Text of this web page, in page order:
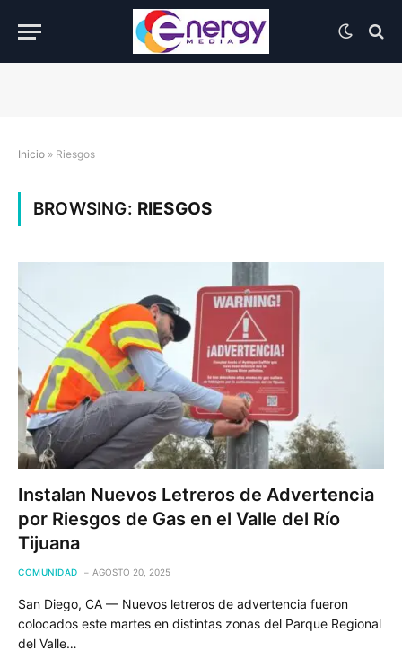
Inicio » Riesgos
BROWSING: RIESGOS
Instalan Nuevos Letreros de Advertencia
por Riesgos de Gas en el Valle del Río
Tijuana
COMUNIDAD AGOSTO 20, 2025
San Diego, CA — Nuevos letreros de advertencia fueron
colocados este martes en distintas zonas del Parque Regional
del Valle…